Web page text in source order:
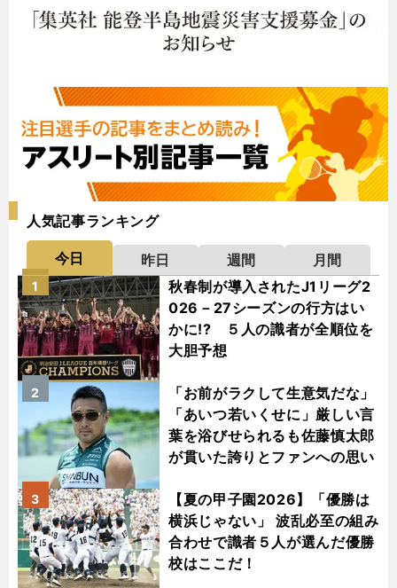
人気記事ランキング
今日 昨日 週間
月間
秋春制が導入されたJ1リーグ2
026－27シーズンの行方はい
かに!? ５人の識者が全順位を
大胆予想
1
「お前がラクして生意気だな」
「あいつ若いくせに」厳しい言
葉を浴びせられるも佐藤慎太郎
が貫いた誇りとファンへの思い
2
【夏の甲子園2026】「優勝は
横浜じゃない」 波乱必至の組み
合わせで識者５人が選んだ優勝
校はここだ！
3